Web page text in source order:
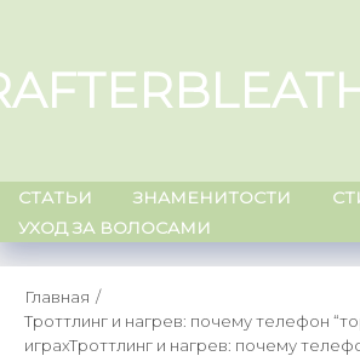
content
СТАТЬИ ЗНАМЕНИТОСТИ
УХОД ЗА ВОЛОСАМИ
Главная
Троттлинг и нагрев: почему телефон
играхТроттлинг и нагрев: почему